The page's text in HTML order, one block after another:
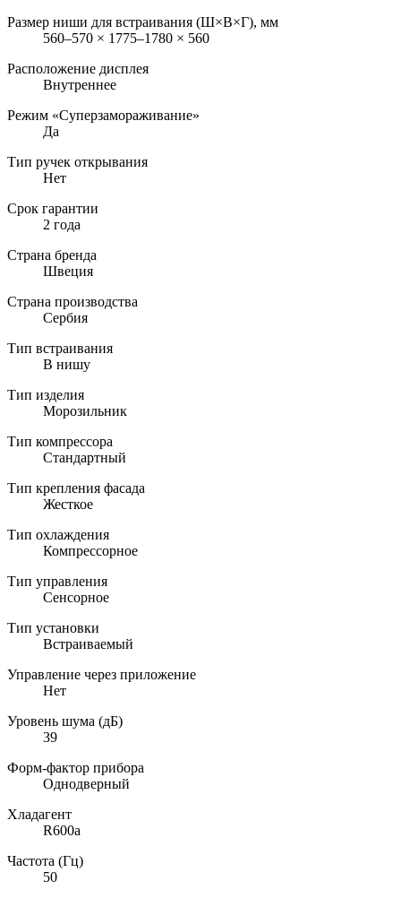
Размер ниши для встраивания (Ш×В×Г), мм
560–570 × 1775–1780 × 560
Расположение дисплея
Внутреннее
Режим «Суперзамораживание»
Да
Тип ручек открывания
Нет
Срок гарантии
2 года
Страна бренда
Швеция
Страна производства
Сербия
Тип встраивания
В нишу
Тип изделия
Морозильник
Тип компрессора
Стандартный
Тип крепления фасада
Жесткое
Тип охлаждения
Компрессорное
Тип управления
Сенсорное
Тип установки
Встраиваемый
Управление через приложение
Нет
Уровень шума (дБ)
39
Форм-фактор прибора
Однодверный
Хладагент
R600a
Частота (Гц)
50